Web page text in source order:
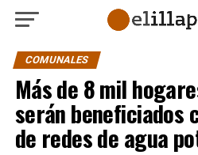
COMUNALES
Más de 8 mil
serán beneficiados
de redes de agua